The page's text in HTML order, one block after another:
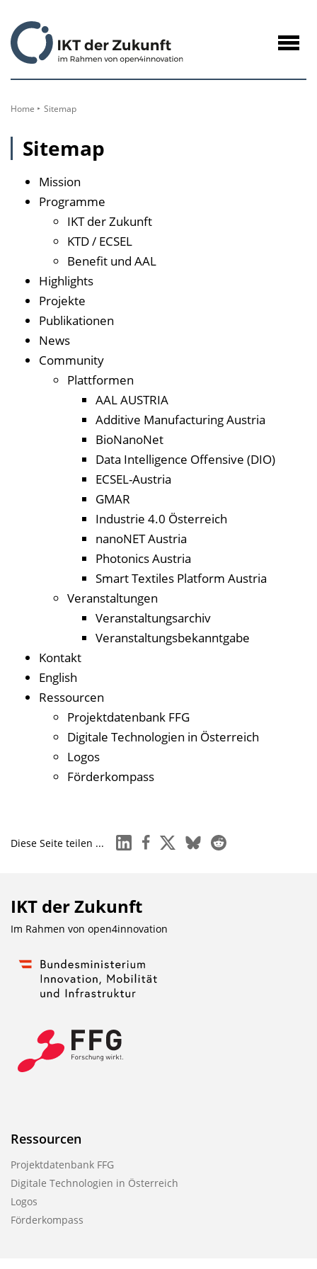
Inhalt
Home Sitemap
Sitemap
Mission
Programme
IKT der Zukunft
KTD / ECSEL
Benefit und AAL
Highlights
Projekte
Publikationen
News
Community
Plattformen
AAL AUSTRIA
Additive Manufacturing Austria
BioNanoNet
Data Intelligence Offensive (DIO)
ECSEL-Austria
GMAR
Industrie 4.0 Österreich
nanoNET Austria
Photonics Austria
Smart Textiles Platform Austria
Veranstaltungen
Veranstaltungsarchiv
Veranstaltungs­bekanntgabe
Kontakt
English
Ressourcen
Projektdatenbank FFG
Digitale Technologien in Österreich
Logos
Förderkompass
Diese Seite teilen ... linkedinfacebook
x blueskyreddit
IKT der Zukunft
Im Rahmen von open4innovation
Ressourcen
Projektdatenbank FFG
Digitale Technologien in Österreich
Logos
Förderkompass